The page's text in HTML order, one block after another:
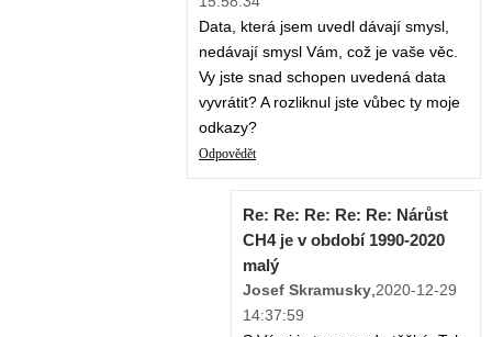
Data, která jsem uvedl dávají smysl,
nedávají smysl Vám, což je vaše věc.
Vy jste snad schopen uvedená data
vyvrátit? A rozliknul jste vůbec ty moje
odkazy?
Odpovědět
Re: Re: Re: Re: Re: Nárůst
CH4 je v období 1990-2020
malý
Josef Skramusky 2020-12-29
14:37:59